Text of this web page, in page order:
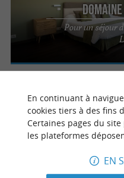
Pour un séjour
En continuant à
cookies tiers à des fins
Certaines pages du
les plateformes
EN